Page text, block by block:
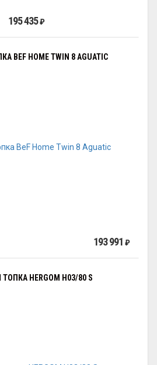
195 435₽
BEF HOME TWIN 8 AGUATIC
193 991 ₽
HERGOM H03/80 S